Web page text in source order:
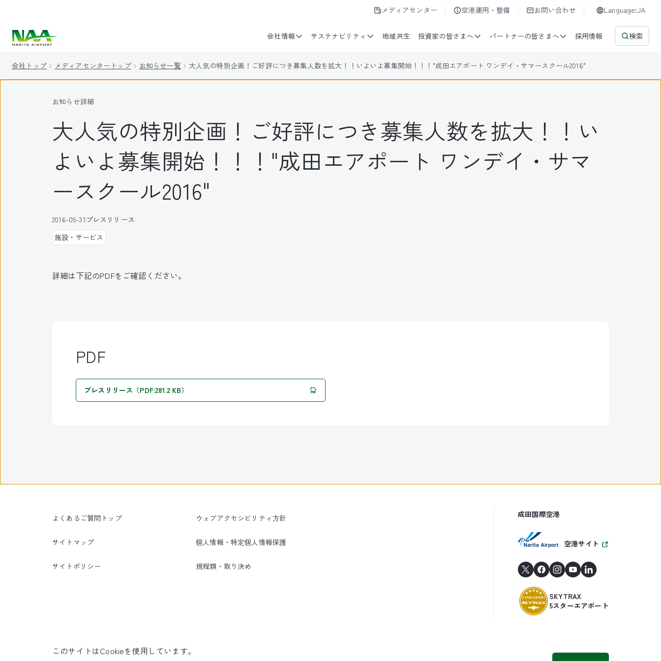
メディアセンター 空港運用・整備 お問い合わせ Language:JA
会社情報 サステナビリティ 地域共生 投資家の皆さまへ パートナーの皆さまへ 採用情報 検索
会社トップ メディアセンタートップ お知らせ一覧 大人気の特別企画！ご好評につき募集人数を拡大！！いよいよ募集開始！！！"成田エアポート ワンデイ・サマースクール2016"
お知らせ詳細
大人気の特別企画！ご好評につき募集人数を拡大！！い
よいよ募集開始！！！"成田エアポート ワンデイ・サマ
ースクール2016"
2016-05-31プレスリリース
施設・サービス
詳細は下記のPDFをご確認ください。
PDF
プレスリリース（PDF:281.2 KB）
よくあるご質問トップ
サイトマップ
サイトポリシー
ウェブアクセシビリティ方針
個人情報・特定個人情報保護
規程類・取り決め
成田国際空港
空港サイト
SKYTRAX
5スターエアポート
このサイトはCookieを使用しています。